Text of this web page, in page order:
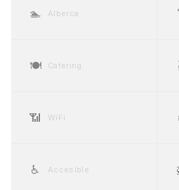
🏊 Alberca
🍽️ Catering
📶 WiFi
♿ Accesible